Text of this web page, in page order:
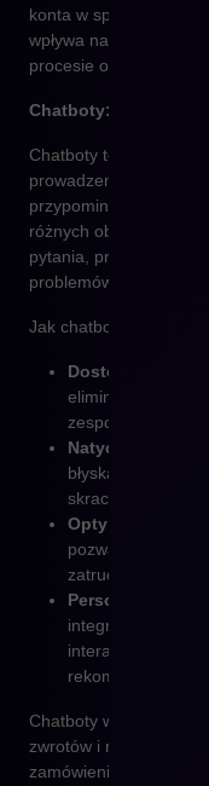
konta w sposób
wpływa na obsługę
procesie odgrywa
Chatboty:
Chatboty to programy
prowadzenia rozmów z
przypominający ludzką
różnych obszarach
pytania, przez obsługę
problemów
Jak chatboty zmieniają
Dostępność 24/7
eliminując
zespołu obsługi
Natychmiastowe
błyskawicznie
skracając czas
Optymalizacja
pozwala firmom
zatrudnieniem
Personalizacja
integrować się z
interakcji
rekomendacje i
Chatboty w e-
zwrotów i reklamacji,
zamówienia oraz